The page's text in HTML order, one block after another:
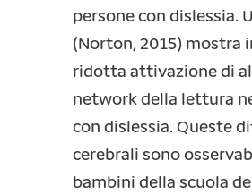
persone con dislessia.
(Norton, 2015) mostra
ridotta attivazione di
network della lettura
con dislessia. Queste
cerebrali sono
bambini della scuola